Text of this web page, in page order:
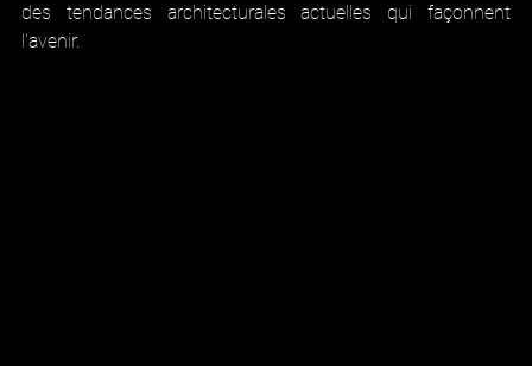
des tendances architecturales actuelles qui façonnent
l'avenir.